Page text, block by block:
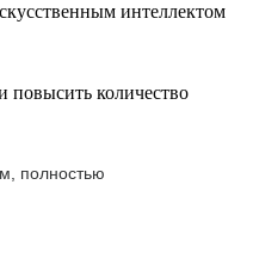
интеллектом
повысить количество
полностью